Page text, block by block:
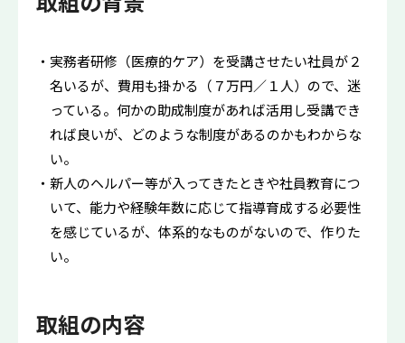
実務者研修（医療的ケア）を受講させたい社員が２
名いるが、費用も掛かる（７万円／１人）ので、迷
っている。何かの助成制度があれば活用し受講でき
れば良いが、どのような制度があるのかもわからな
い。
新人のヘルパー等が入ってきたときや社員教育につ
いて、能力や経験年数に応じて指導育成する必要性
を感じているが、体系的なものがないので、作りた
い。
取組の内容